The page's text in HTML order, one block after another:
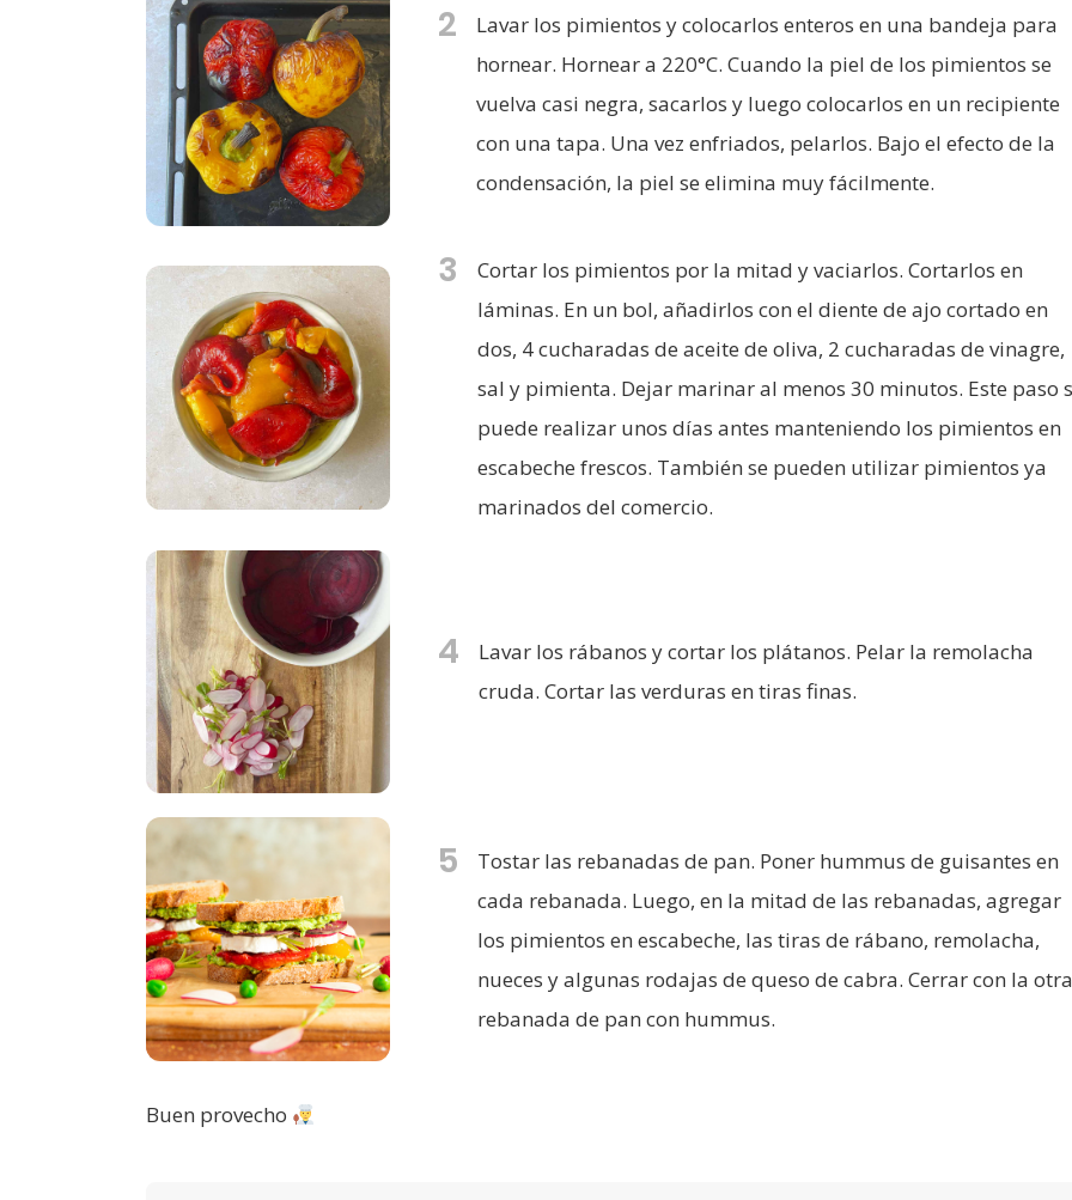
2
Lavar los pimientos y colocarlos enteros en una bandeja para
hornear. Hornear a 220°C. Cuando la piel de los pimientos se
vuelva casi negra, sacarlos y luego colocarlos en un recipiente
con una tapa. Una vez enfriados, pelarlos. Bajo el efecto de la
condensación, la piel se elimina muy fácilmente.
3
Cortar los pimientos por la mitad y vaciarlos. Cortarlos en
láminas. En un bol, añadirlos con el diente de ajo cortado en
dos, 4 cucharadas de aceite de oliva, 2 cucharadas de vinagre,
sal y pimienta. Dejar marinar al menos 30 minutos. Este paso
puede realizar unos días antes manteniendo los pimientos en
escabeche frescos. También se pueden utilizar pimientos ya
marinados del comercio.
4
Lavar los rábanos y cortar los plátanos. Pelar la remolacha
cruda. Cortar las verduras en tiras finas.
5
Tostar las rebanadas de pan. Poner hummus de guisantes en
cada rebanada. Luego, en la mitad de las rebanadas, agregar
los pimientos en escabeche, las tiras de rábano, remolacha,
nueces y algunas rodajas de queso de cabra. Cerrar con la
rebanada de pan con hummus.
Buen provecho